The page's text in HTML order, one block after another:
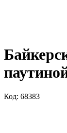
Код: 68383